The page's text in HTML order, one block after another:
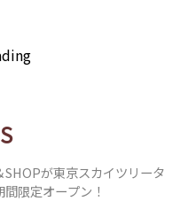
SHOPが東京スカイツリータ
限定オープン！